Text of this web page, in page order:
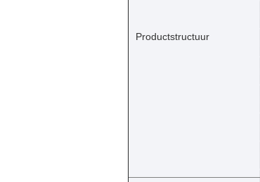
Productstructuur